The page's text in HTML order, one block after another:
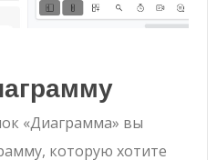
«Диаграмма» вы
которую хотите